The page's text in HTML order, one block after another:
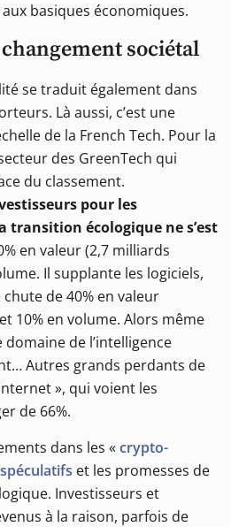
basiques économiques.
sociétal
se traduit également dans
Là aussi, c’est une
de la French Tech. Pour la
des GreenTech qui
du classement.
pour les
transition écologique ne s’est
en valeur (2,7 milliards
Il supplante les logiciels,
de 40% en valeur
10% en volume. Alors même
de l’intelligence
Autres grands perdants de
», qui voient les
de 66%.
dans les «crypto-
et les promesses de
Investisseurs et
à la raison, parfois de